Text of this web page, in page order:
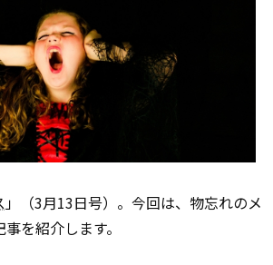
」（3月13日号）。今回は、物忘れのメ
を紹介します。